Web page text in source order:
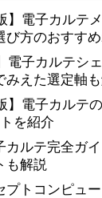
】電子カルテ
び方のおすす
電子カルテシ
みえた選定軸
】電子カルテ
を紹介
カルテ完全ガ
も解説
プトコンピュ